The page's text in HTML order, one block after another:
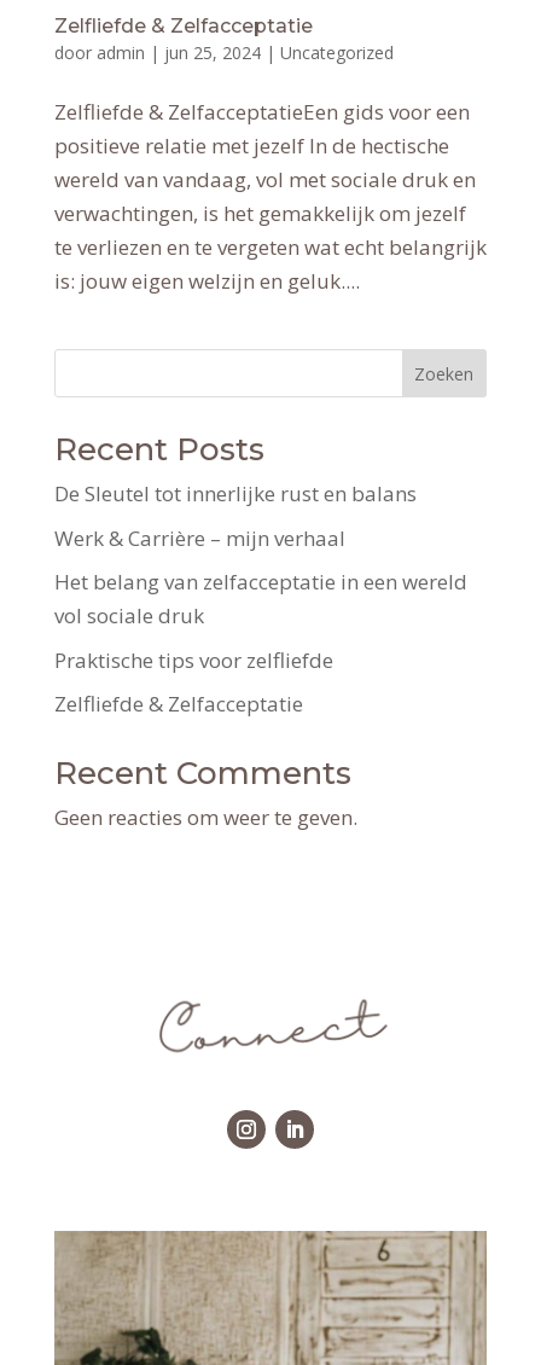
Zelfliefde & Zelfacceptatie
door admin | jun 25, 2024| Uncategorized
Zelfliefde & ZelfacceptatieEen gids voor een
positieve relatie met jezelf In de hectische
wereld van vandaag, vol met sociale druk en
verwachtingen, is het gemakkelijk om jezelf
te verliezen en te vergeten wat echt belangrijk
is: jouw eigen welzijn en geluk....
Zoeken
Recent Posts
De Sleutel tot innerlijke rust en balans
Werk & Carrière – mijn verhaal
Het belang van zelfacceptatie in een wereld
vol sociale druk
Praktische tips voor zelfliefde
Zelfliefde & Zelfacceptatie
Recent Comments
Geen reacties om weer te geven.